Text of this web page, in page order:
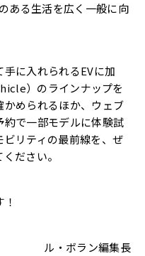
ある生活を広く一般に向
に入れられるEVに加
）のラインナップを
かめられるほか、ウェブ
で一部モデルに体験試
リティの最前線を、ぜ
ださい。
ル・ボラン編集長